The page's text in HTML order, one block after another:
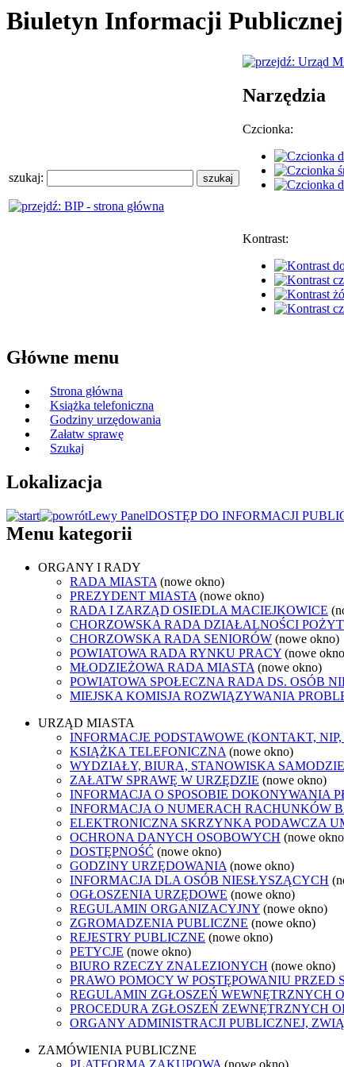
Biuletyn Informacji
szukaj:
Narzędzia
Czcionka:
Kontrast:
Główne menu
Strona główna
Książka telefoniczna
Godziny urzędowania
Załatw sprawę
Szukaj
Lokalizacja
Lewy PanelDOSTĘP DO INFORMACJI
Menu kategorii
ORGANY I RADY
RADA MIASTA (nowe okno)
PREZYDENT MIASTA (nowe okno)
RADA I ZARZĄD OSIEDLA MACIEJKOWICE
CHORZOWSKA RADA DZIAŁALNOŚCI
CHORZOWSKA RADA SENIORÓW (nowe okno)
POWIATOWA RADA RYNKU PRACY (nowe
MŁODZIEŻOWA RADA MIASTA (nowe okno)
POWIATOWA SPOŁECZNA RADA DS. OSÓB
MIEJSKA KOMISJA ROZWIĄZYWANIA
URZĄD MIASTA
INFORMACJE PODSTAWOWE (KONTAKT,
KSIĄŻKA TELEFONICZNA (nowe okno)
WYDZIAŁY, BIURA, STANOWISKA
ZAŁATW SPRAWĘ W URZĘDZIE (nowe okno)
INFORMACJA O SPOSOBIE DOKONYWANIA
INFORMACJA O NUMERACH RACHUNKÓW
ELEKTRONICZNA SKRZYNKA PODAWCZA
OCHRONA DANYCH OSOBOWYCH (nowe
DOSTĘPNOŚĆ (nowe okno)
GODZINY URZĘDOWANIA (nowe okno)
INFORMACJA DLA OSÓB NIESŁYSZĄCYCH
OGŁOSZENIA URZĘDOWE (nowe okno)
REGULAMIN ORGANIZACYJNY (nowe okno)
ZGROMADZENIA PUBLICZNE (nowe okno)
REJESTRY PUBLICZNE (nowe okno)
PETYCJE (nowe okno)
BIURO RZECZY ZNALEZIONYCH (nowe okno)
PRAWO POMOCY W POSTĘPOWANIU
REGULAMIN ZGŁOSZEŃ WEWNĘTRZNYCH
PROCEDURA ZGŁOSZEŃ ZEWNĘTRZNYCH
ORGANY ADMINISTRACJI PUBLICZNEJ,
ZAMÓWIENIA PUBLICZNE
PLATFORMA ZAKUPOWA (nowe okno)